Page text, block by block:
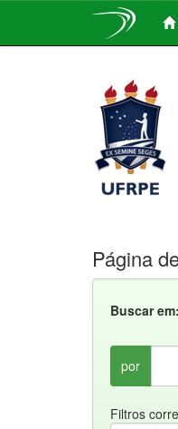
Página
Buscar em:
por
Filtros